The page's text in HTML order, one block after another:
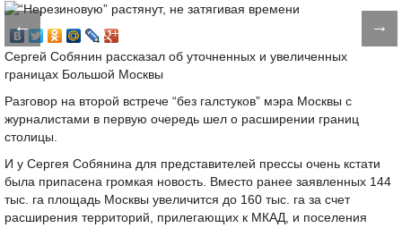
← →
Сергей Собянин рассказал об уточненных и увеличенных
границах Большой Москвы
Разговор на второй встрече “без галстуков” мэра Москвы с
журналистами в первую очередь шел о расширении границ
столицы.
И у Сергея Собянина для представителей прессы очень кстати
была припасена громкая новость. Вместо ранее заявленных 144
тыс. га площадь Москвы увеличится до 160 тыс. га за счет
расширения территорий, прилегающих к МКАД, и поселения